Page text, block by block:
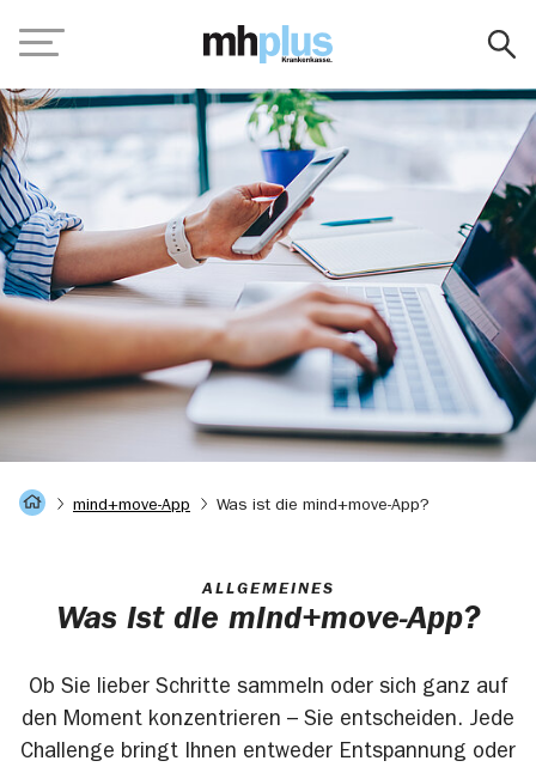
Navigation
Digi-Coach
mind+move-App
Was ist die mind+move-App?
ALLGEMEINES
Was ist die mind+move-App?
Ob Sie lieber Schritte sammeln oder sich ganz auf
den Moment konzentrieren – Sie entscheiden. Jede
Challenge bringt Ihnen entweder Entspannung oder